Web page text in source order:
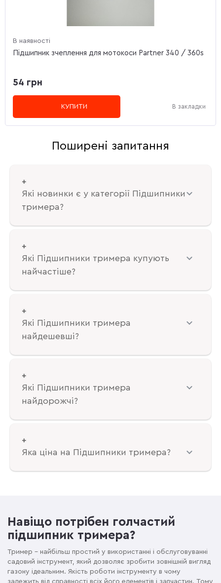
В наявності
Підшипник зчеплення для мотокоси Partner 340 / 360s
54 грн
КУПИТИ В закладки
Поширені запитання
Які новинки є у категорії Підшипники
тримера?
Які Підшипники тримера купують
найчастіше?
Які Підшипники тримера
найдешевші?
Які Підшипники тримера
найдорожчі?
Яка ціна на Підшипники тримера?
Навіщо потрібен голчастий
підшипник тримера?
Тример – найбільш простий у використанні і обслуговуванні
садовий інструмент, який дозволяє зробити зовнішній вигляд
газону ідеальним. Якість роботи інструменту в чому
залежить від справності всіх його елементів і запчастин. Тому